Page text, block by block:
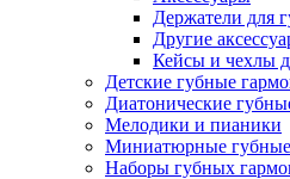
Держатели для
Другие
Кейсы и чехлы
Детские губные
Диатонические
Мелодики и пианики
Миниатюрные
Наборы губных